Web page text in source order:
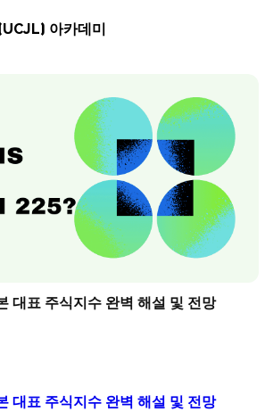
아카데미
대표 주식지수 완벽 해설 및 전망
대표 주식지수 완벽 해설 및 전망